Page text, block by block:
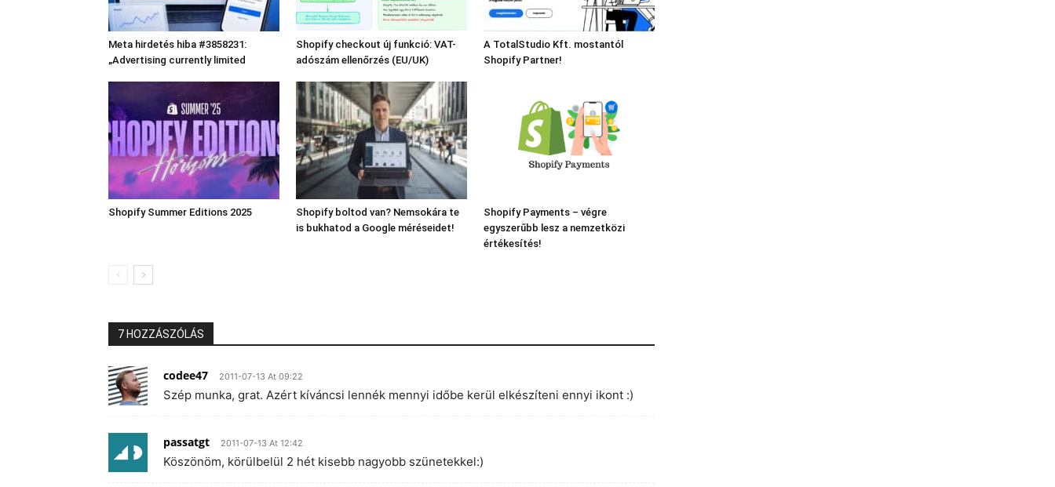
Meta hirdetés hiba #3858231:
„Advertising currently limited
Shopify checkout új funkció: VAT-
adószám ellenőrzés (EU/UK)
A TotalStudio Kft. mostantól
Shopify Partner!
Shopify Summer Editions 2025
Shopify boltod van? Nemsokára te
is bukhatod a Google méréseidet!
Shopify Payments – végre
egyszerűbb lesz a nemzetközi
értékesítés!
7 HOZZÁSZÓLÁS
codee47 2011-07-13 At 09:22
Szép munka, grat. Azért kíváncsi lennék mennyi időbe kerül elkészíteni ennyi ikont :)
passatgt 2011-07-13 At 12:42
Köszönöm, körülbelül 2 hét kisebb nagyobb szünetekkel:)